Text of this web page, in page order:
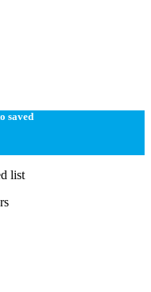
saved
list